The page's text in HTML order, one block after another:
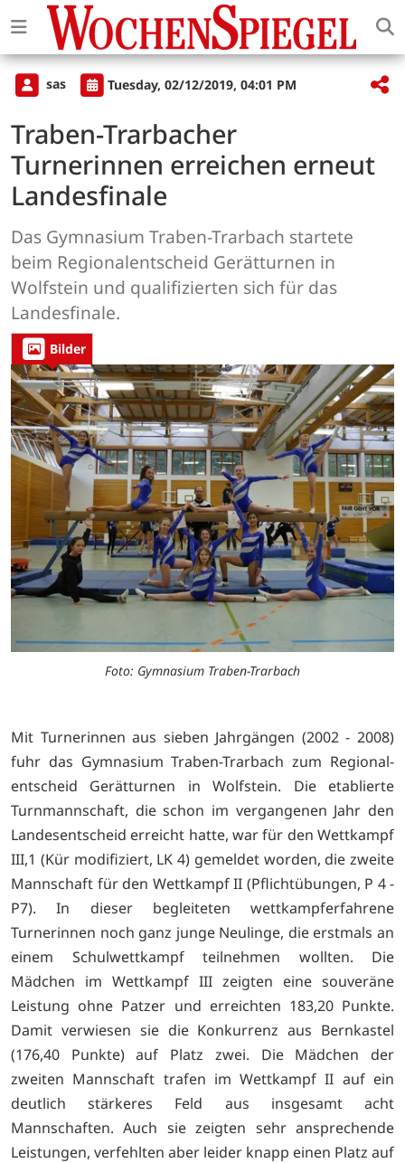
sas Tuesday, 02/12/2019, 04:01 PM
Traben-Trarbacher
Turnerinnen erreichen erneut
Landesfinale
Das Gymnasium Traben-Trarbach startete
beim Regionalentscheid Gerätturnen in
Wolfstein und qualifizierten sich für das
Landesfinale.
Bilder
Foto: Gymnasium Traben-Trarbach
Mit Turnerinnen aus sieben Jahrgängen (2002 - 2008)
fuhr das Gymnasium Traben-Trarbach zum Regional-
entscheid Gerätturnen in Wolfstein. Die etablierte
Turnmannschaft, die schon im vergangenen Jahr den
Landesentscheid erreicht hatte, war für den Wettkampf
III,1 (Kür modifiziert, LK 4) gemeldet worden, die zweite
Mannschaft für den Wettkampf II (Pflichtübungen, P 4 -
P7). In dieser begleiteten wettkampferfahrene
Turnerinnen noch ganz junge Neulinge, die erstmals an
einem Schulwettkampf teilnehmen wollten. Die
Mädchen im Wettkampf III zeigten eine souveräne
Leistung ohne Patzer und erreichten 183,20 Punkte.
Damit verwiesen sie die Konkurrenz aus Bernkastel
(176,40 Punkte) auf Platz zwei. Die Mädchen der
zweiten Mannschaft trafen im Wettkampf II auf ein
deutlich stärkeres Feld aus insgesamt acht
Mannschaften. Auch sie zeigten sehr ansprechende
Leistungen, verfehlten aber leider knapp einen Platz auf